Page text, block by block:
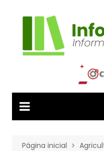
Página inicial